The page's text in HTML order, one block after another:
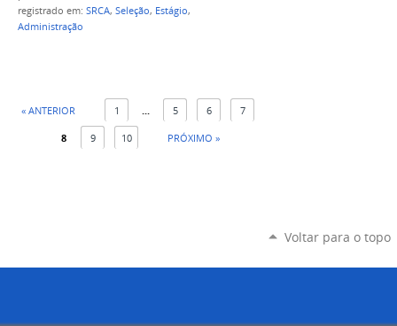
registrado em: SRCA, Seleção, Estágio,
Administração
« ANTERIOR 1 ... 5 6 7
8 9 10 PRÓXIMO »
Voltar para o topo